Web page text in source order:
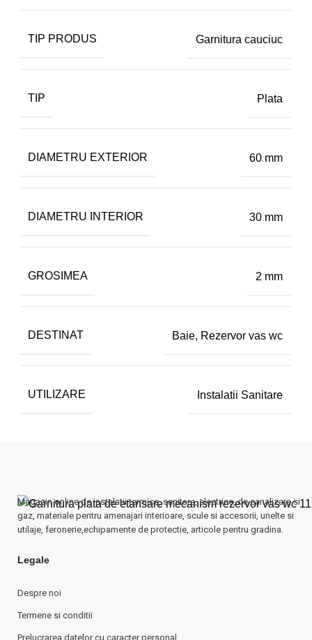
TIP PRODUS Garnitura cauciuc
TIP Plata
DIAMETRU EXTERIOR 60 mm
DIAMETRU INTERIOR 30 mm
GROSIMEA 2 mm
DESTINAT Baie, Rezervor vas wc
UTILIZARE Instalatii Sanitare
Magazin online de instalatii termice, sanitare, electrice, de canalizare si
gaz, materiale pentru amenajari interioare, scule si accesorii, unelte si
utilaje, feronerie,echipamente de protectie, articole pentru gradina.
Legale
Despre noi
Termene si conditii
Prelucrarea datelor cu caracter personal